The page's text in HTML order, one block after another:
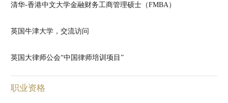
清华-香港中文大学金融财务工商管理硕士（FMBA）
英国牛津大学，交流访问
英国大律师公会“中国律师培训项目”
职业资格